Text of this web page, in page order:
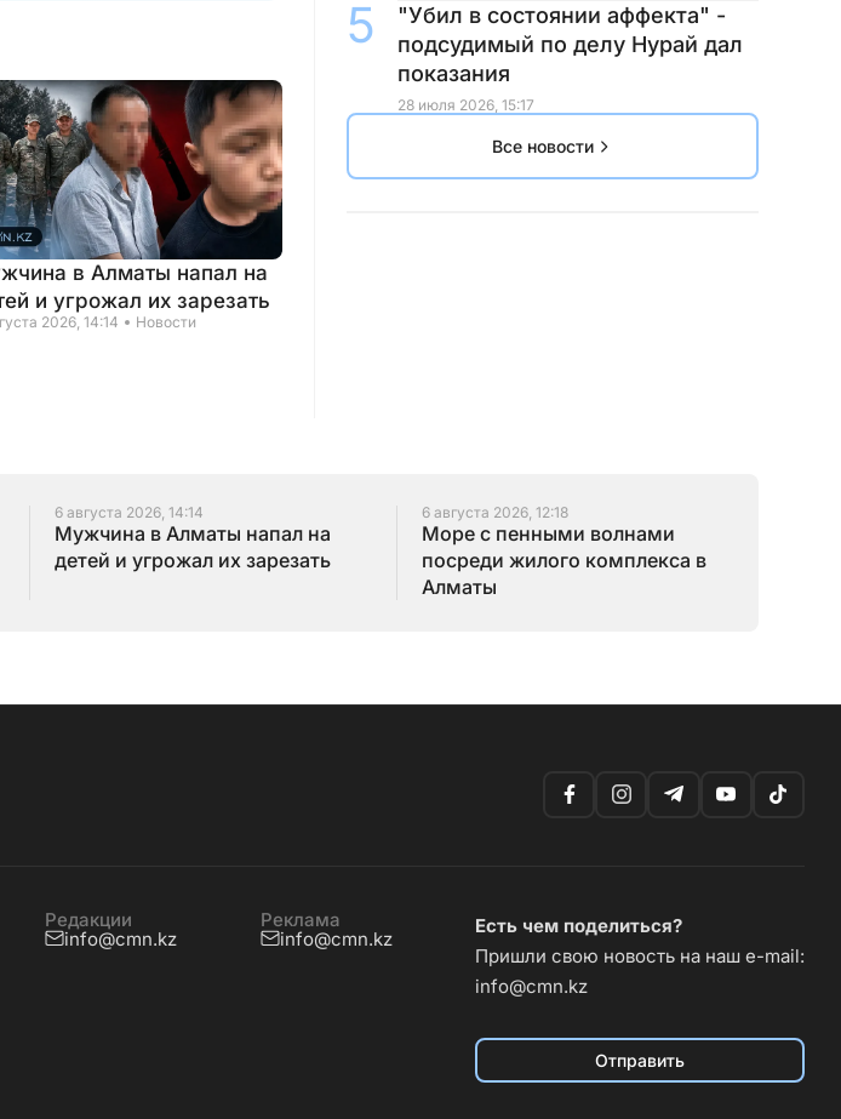
в Алматы напал на
и угрожал их зарезать
2026, 14:14 Новости
"Убил в состоянии аффекта" -
подсудимый по делу Нурай дал
показания
28 июля 2026, 15:17
Все новости
6 августа 2026, 14:14
Мужчина в Алматы напал на
детей и угрожал их зарезать
6 августа 2026, 12:18
Море с пенными волнами
посреди жилого комплекса в
Алматы
Редакции
info@cmn.kz
Реклама
info@cmn.kz
Есть чем поделиться?
Пришли свою новость на наш e-mail:
info@cmn.kz
Отправить